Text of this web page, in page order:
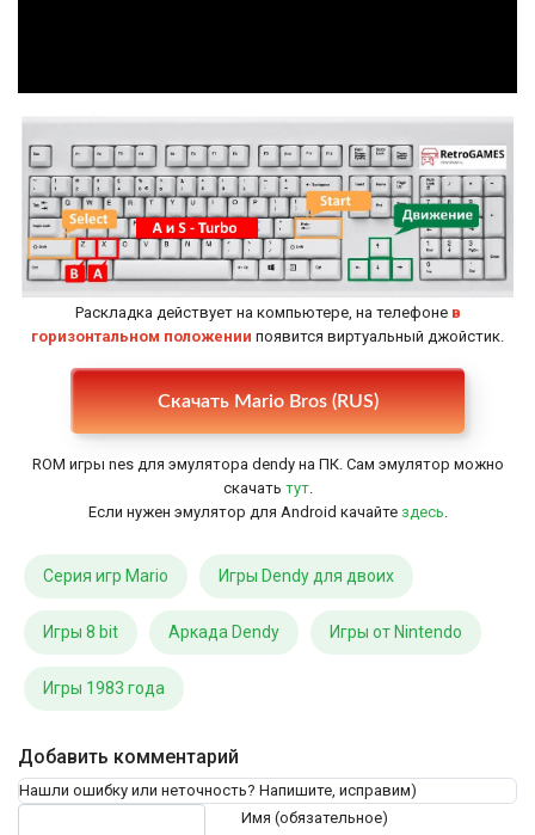
Настройки
Раскладка действует на компьютере, на телефоне в
горизонтальном положении появится виртуальный джойстик.
Скачать Mario Bros (RUS)
ROM игры nes для эмулятора dendy на ПК. Сам эмулятор можно
скачать тут.
Если нужен эмулятор для Android качайте здесь.
Серия игр Mario Игры Dendy для двоих
Игры 8 bit Аркада Dendy Игры от Nintendo
Игры 1983 года
Добавить комментарий
Нашли ошибку или неточность? Напишите, исправим)
Имя (обязательное)